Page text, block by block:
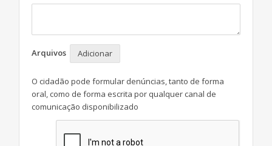
Arquivos Adicionar
O cidadão pode formular denúncias, tanto de forma
oral, como de forma escrita por qualquer canal de
comunicação disponibilizado